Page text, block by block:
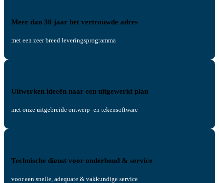
Meer dan 30 jaar het vertrouwde adres
met een zeer breed leveringsprogramma
Uitwerken ideeën naar een uitgewerkt plan
met onze uitgebreide ontwerp- en tekensoftware
Technische dienst voor onderhoud & service
voor een snelle, adequate & vakkundige service